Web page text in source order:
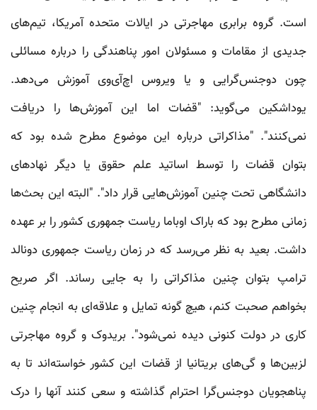
است. گروه برابری مهاجرتی در ایالات متحده آمریکا، تیم‌های
جدیدی از مقامات و مسئولان امور پناهندگی را درباره مسائلی
چون دوجنس‌گرایی و یا ویروس اچ‌آی‌وی آموزش می‌دهد.
یوداشکین می‌گوید: "قضات اما این آموزش‌ها را دریافت
نمی‌کنند". "مذاکراتی درباره این موضوع مطرح شده بود که
بتوان قضات را توسط اساتید علم حقوق یا دیگر نهادهای
دانشگاهی تحت چنین آموزش‌هایی قرار داد". "البته این بحث‌ها
زمانی مطرح بود که باراک اوباما ریاست جمهوری کشور را بر عهده
داشت. بعید به نظر می‌رسد که در زمان ریاست جمهوری دونالد
ترامپ بتوان چنین مذاکراتی را به جایی رساند. اگر صریح
بخواهم صحبت کنم، هیچ گونه تمایل و علاقه‌ای به انجام چنین
کاری در دولت کنونی دیده نمی‌شود". بریدوک و گروه مهاجرتی
لزبین‌ها و گی‌های بریتانیا از قضات این کشور خواسته‌اند تا به
پناهجویان دوجنس‌گرا احترام گذاشته و سعی کنند آنها را درک